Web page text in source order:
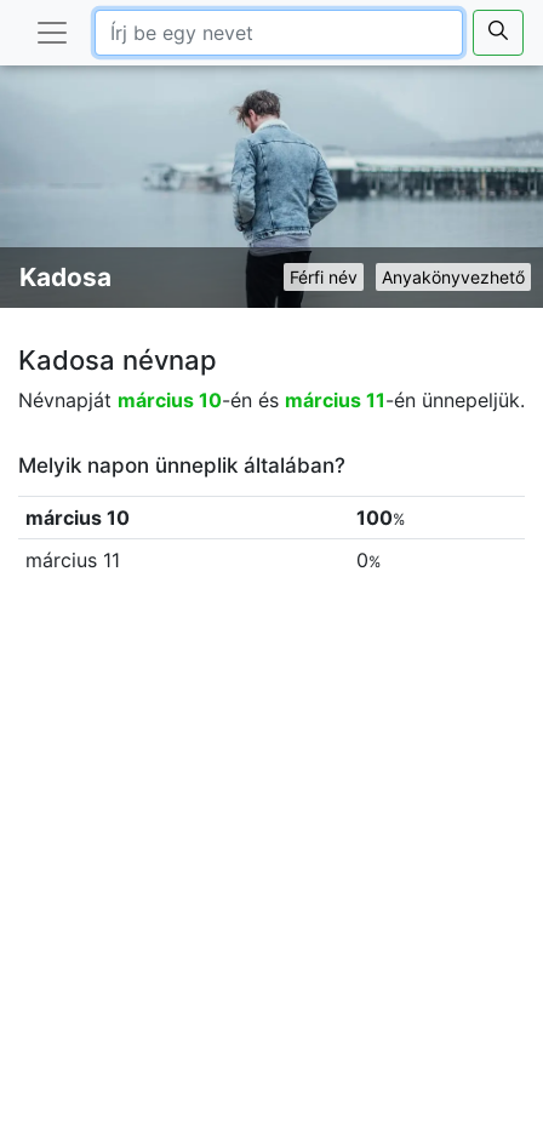
Anyakönyvezhető
Férfi név
Kadosa
Kadosa névnap
Névnapját március 10-én és március 11-én ünnepeljük.
Melyik napon ünneplik általában?
március 10 100%
március 11 0%